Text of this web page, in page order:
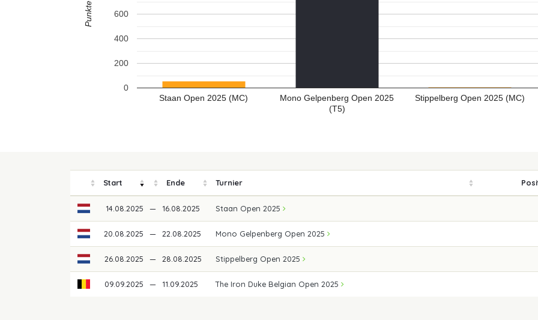
Staan Open 2025 (MC)
Mono Gelpenberg Open 2025
(T5)
Stippelberg Open 2025 (MC)
0
200
400
600
Punkte
Start Ende Turnier
14.08.2025 — 16.08.2025 Staan Open 2025
20.08.2025 — 22.08.2025 Mono Gelpenberg Open 2025
26.08.2025 — 28.08.2025 Stippelberg Open 2025
09.09.2025 — 11.09.2025 The Iron Duke Belgian Open 2025